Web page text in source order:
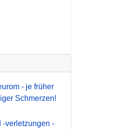
- je früher
Schmerzen!
-verletzungen -